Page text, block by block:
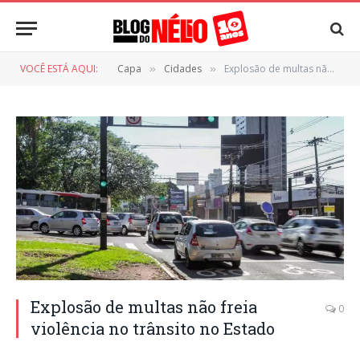
VOCÊ ESTÁ AQUI: Capa » Cidades » Explosão de multas não freia violência no trânsito no Estado
Explosão de multas não freia
violência no trânsito no Estado
0